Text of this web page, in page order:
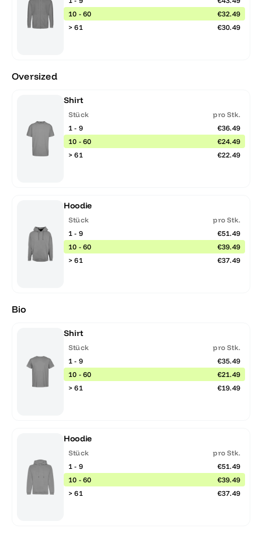
10 - 60
€32.49
> 61
€30.49
Oversized
Shirt
Stück
pro Stk.
1 - 9
€36.49
10 - 60
€24.49
> 61
€22.49
Hoodie
Stück
pro Stk.
1 - 9
€51.49
10 - 60
€39.49
> 61
€37.49
Bio
Shirt
Stück
pro Stk.
1 - 9
€35.49
10 - 60
€21.49
> 61
€19.49
Hoodie
Stück
pro Stk.
1 - 9
€51.49
10 - 60
€39.49
> 61
€37.49